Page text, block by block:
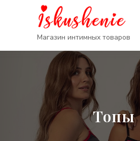
Магазин интимных товаров
Топы